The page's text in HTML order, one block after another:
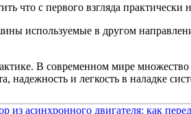
что с первого взгляда
используемые в другом
В современном мире
надежность и легкость в наладке